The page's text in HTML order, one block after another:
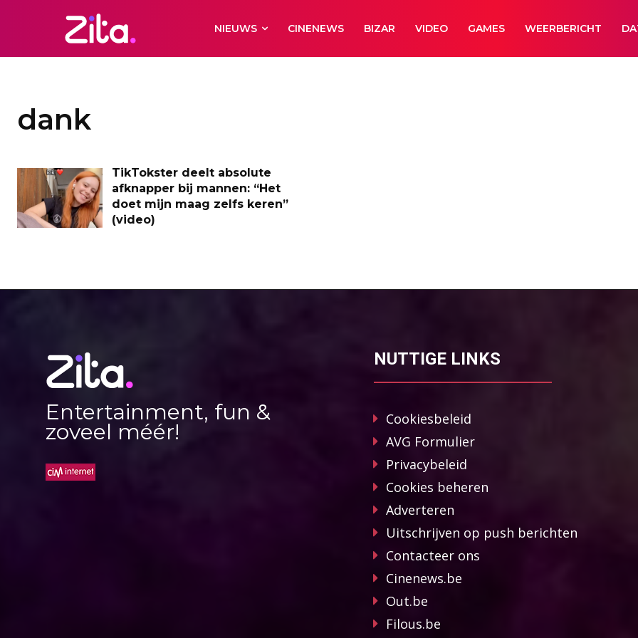
NIEUWS CINENEWS BIZAR VIDEO GAMES WEERBERICHT
dank
TikTokster deelt absolute
afknapper bij mannen: “Het
doet mijn maag zelfs keren”
(video)
Entertainment, fun &
zoveel méér!
NUTTIGE LINKS
Cookiesbeleid
AVG Formulier
Privacybeleid
Cookies beheren
Adverteren
Uitschrijven op push berichten
Contacteer ons
Cinenews.be
Out.be
Filous.be